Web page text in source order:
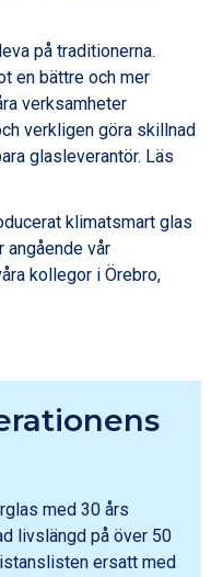
på traditionerna.
en bättre och mer
verksamheter
verkligen göra skillnad
glasleverantör. Läs
klimatsmart glas
vår
kollegor i Örebro,
med 30 års
livslängd på över 50
ersatt med